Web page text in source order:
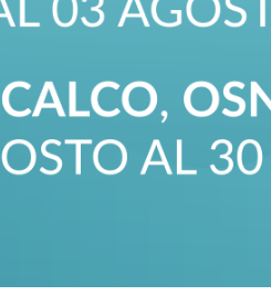
in tempi rapidi a